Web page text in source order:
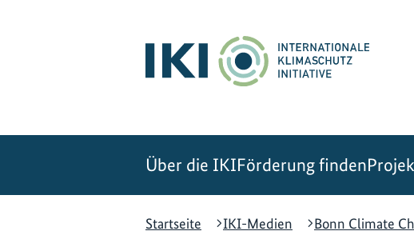
Über die IKIFörderung finden
Startseite
IKI-Medien Bonn Climate